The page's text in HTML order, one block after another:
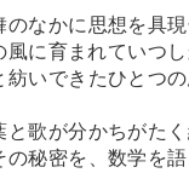
なかに思想を具
風に育まれていつ
いできたひとつ
歌が分かちがた
秘密を、数学を